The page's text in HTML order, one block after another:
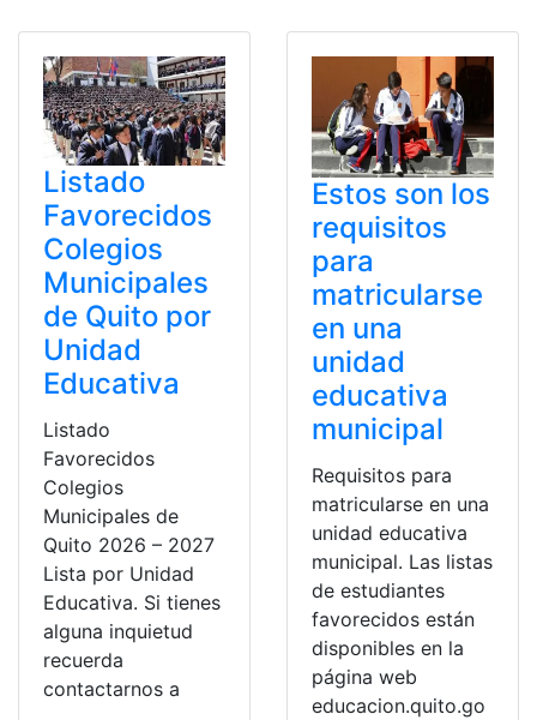
Listado
Favorecidos
Colegios
Municipales
de Quito por
Unidad
Educativa
Listado
Favorecidos
Colegios
Municipales de
Quito 2026 – 2027
Lista por Unidad
Educativa. Si tienes
alguna inquietud
recuerda
contactarnos a
Estos son los
requisitos
para
matricularse
en una
unidad
educativa
municipal
Requisitos para
matricularse en una
unidad educativa
municipal. Las listas
de estudiantes
favorecidos están
disponibles en la
página web
educacion.quito.go